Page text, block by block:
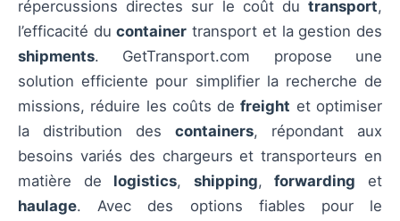
répercussions directes sur le coût du transport,
l’efficacité ducontainer transport et la gestion des
shipments. GetTransport.com propose une
solution efficiente pour simplifier la recherche de
missions, réduire les coûts defreight et optimiser
la distribution des containers, répondant aux
besoins variés des chargeurs et transporteurs en
matière de logistics, shipping,forwarding et
haulage. Avec des options fiables pour le